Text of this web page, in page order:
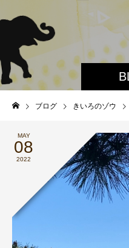
ブログ きいろのゾウ
MAY
08
2022